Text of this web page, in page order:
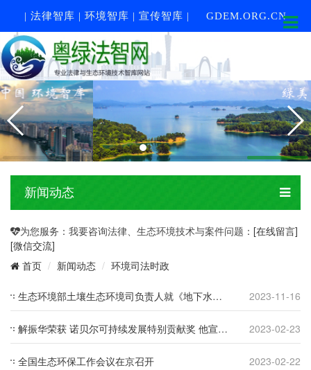
| 法律智库 | 环境智库 | 宣传智库 | GDEM.ORG.CN
新闻动态
为您服务：我要咨询法律、生态环境技术与案件问题： [在线留言]
[微信交流]
首页 新闻动态 环境司法时政
生态环境部土壤生态环境司负责人就《地下水污染防治重点区划定技术指南（试行）》有关问题答记者问 2023-11-16
解振华荣获 诺贝尔可持续发展特别贡献奖 他宣布捐出全部奖金 2023-02-23
全国生态环保工作会议在京召开 2023-02-22